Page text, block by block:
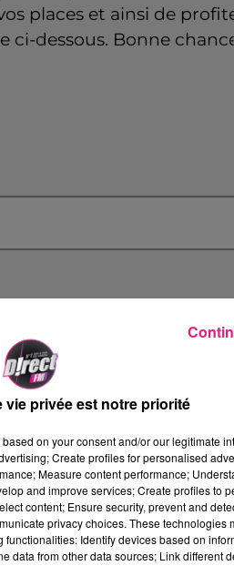
places et ainsi de
ci-dessous. Bonne
vie privée est notre priorité
on your consent and/or our legitimate
Create profiles for personalised
Measure content performance;
and improve services; Create profiles to
content; Ensure security, prevent and
privacy choices. These technologies
Identify devices based on
data from other data sources; Link different